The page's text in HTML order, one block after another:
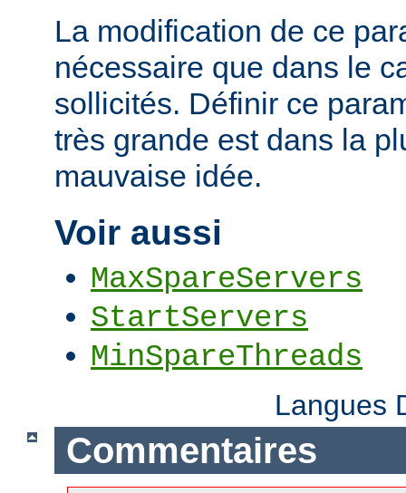
La modification de ce
nécessaire que dans le
sollicités. Définir ce
très grande est dans la
mauvaise idée.
Voir aussi
MaxSpareServers
StartServers
MinSpareThreads
Langues
Commentaires